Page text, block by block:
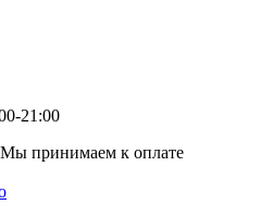
21:00